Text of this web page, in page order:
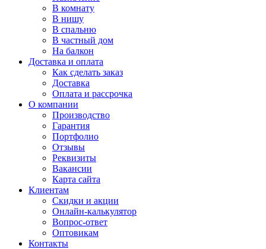
В комнату
В нишу
В спальню
В частный дом
На балкон
Доставка и оплата
Как сделать заказ
Доставка
Оплата и рассрочка
О компании
Производство
Гарантия
Портфолио
Отзывы
Реквизиты
Вакансии
Карта сайта
Клиентам
Скидки и акции
Онлайн-калькулятор
Вопрос-ответ
Оптовикам
Контакты